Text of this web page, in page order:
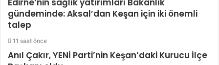
Edirne’nin sağlık yatırımları Bakanlık
gündeminde: Aksal’dan Keşan için iki önemli
talep
11 saat önce
Anıl Çakır, YENİ Parti’nin Keşan’daki Kurucu İlçe